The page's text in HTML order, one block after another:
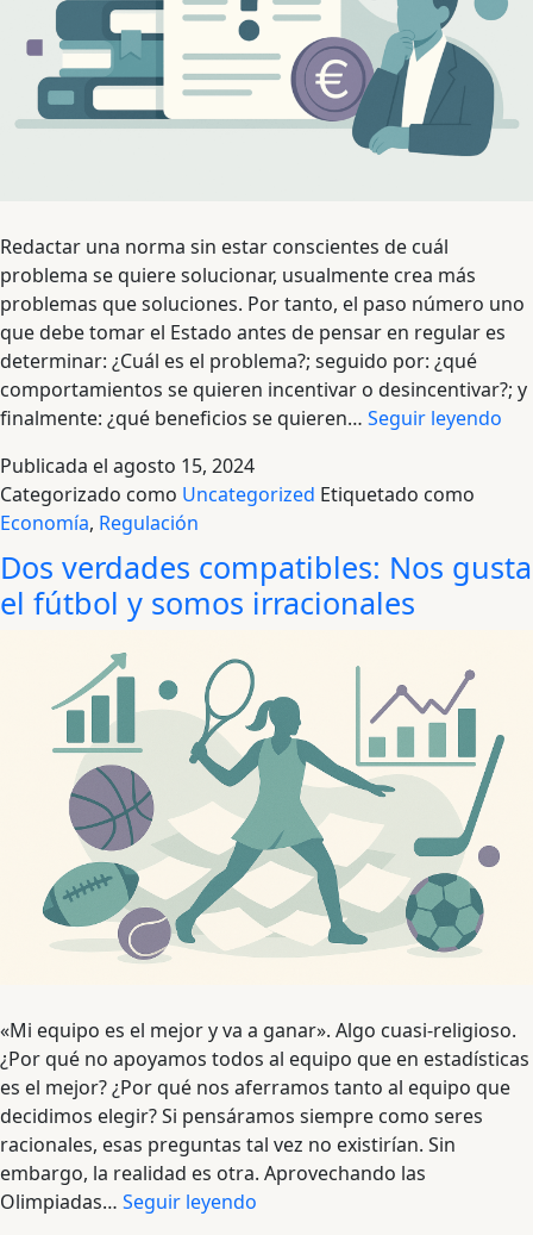
Redactar una norma sin estar conscientes de cuál
problema se quiere solucionar, usualmente crea más
problemas que soluciones. Por tanto, el paso número uno
que debe tomar el Estado antes de pensar en regular es
determinar: ¿Cuál es el problema?; seguido por: ¿qué
comportamientos se quieren incentivar o desincentivar?; y
finalmente: ¿qué beneficios se quieren… Seguir leyendo
el
Publicada el agosto 15, 2024
Categorizado como Uncategorized Etiquetado como
Economía, Regulación
Dos verdades compatibles: Nos gusta
el fútbol y somos irracionales
«Mi equipo es el mejor y va a ganar». Algo cuasi-religioso.
¿Por qué no apoyamos todos al equipo que en estadísticas
es el mejor? ¿Por qué nos aferramos tanto al equipo que
decidimos elegir? Si pensáramos siempre como seres
racionales, esas preguntas tal vez no existirían. Sin
embargo, la realidad es otra. Aprovechando las
Olimpiadas… Seguir leyendo